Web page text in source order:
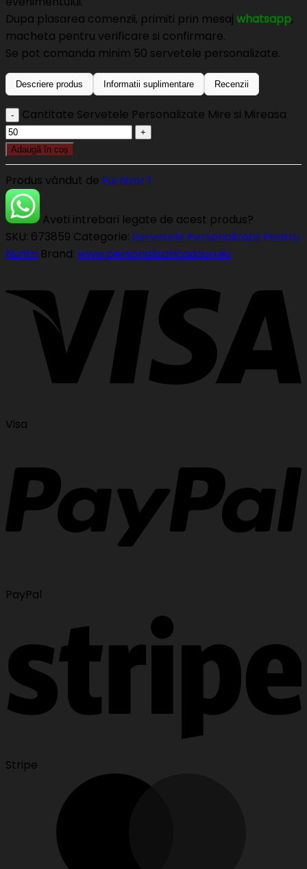
Dupa plasarea comenzii, primiti prin mesaj whatsapp,
macheta pentru verificare si confirmare.
Se pot comanda minim 50 servetele personalizate.
Descriere produs Informatii suplimentare Recenzii
Cantitate Servetele Personalizate Mire si Mireasa
Adaugă în coș
Produs vândut de Furnizor 1
Aveti intrebari legate de acest produs?
SKU: 673859 Categorie: Servetele Personalizate Pentru
Nunta Brand: www.personalizaricadouri.eu
Visa
PayPal
Stripe